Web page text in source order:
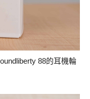
88的耳機輪